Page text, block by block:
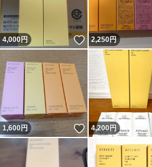
4,000円 いいね！
2,250円
1,600円 いいね！
4,200円